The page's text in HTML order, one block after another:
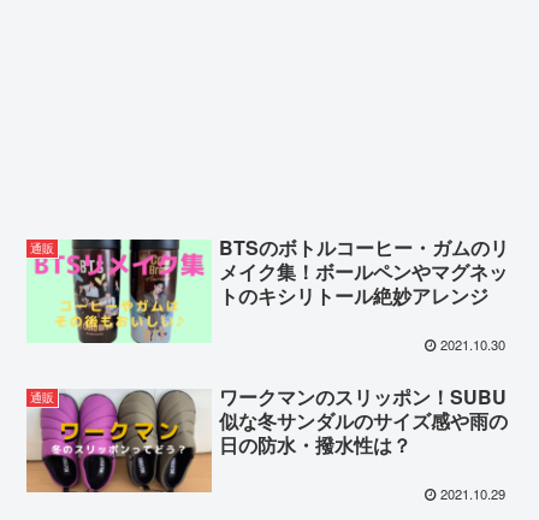
通販
BTSのボトルコーヒー・ガムのリ
メイク集！ボールペンやマグネッ
トのキシリトール絶妙アレンジ
2021.10.30
通販
ワークマンのスリッポン！SUBU
似な冬サンダルのサイズ感や雨の
日の防水・撥水性は？
2021.10.29